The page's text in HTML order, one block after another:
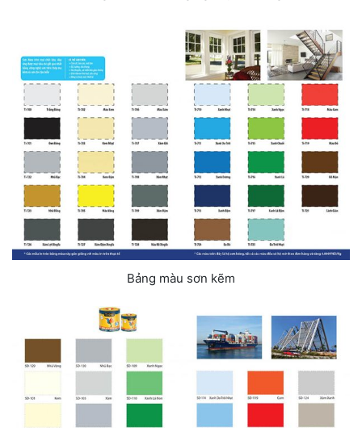
Bảng màu sơn kẽm